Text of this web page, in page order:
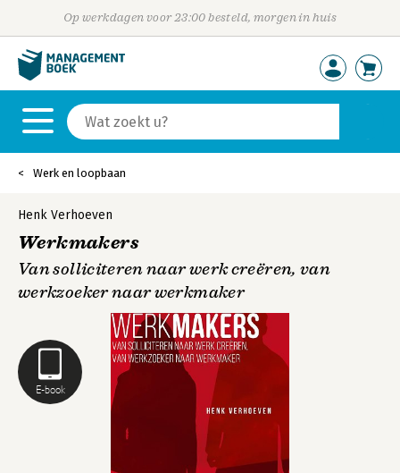
Op werkdagen voor 23:00 besteld, morgen in huis
Werk en loopbaan
E-book
Henk Verhoeven
Werkmakers
Van solliciteren naar werk creëren, van
werkzoeker naar werkmaker